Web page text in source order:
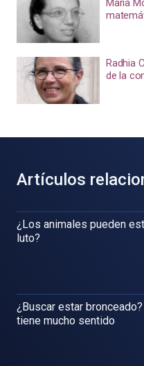
Radhia
de la
Artículos
¿Los animales pueden
luto?
¿Buscar estar
tiene mucho sentido